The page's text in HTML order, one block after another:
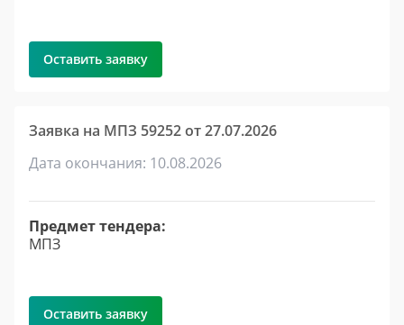
Оставить заявку
Заявка на МПЗ 59252 от 27.07.2026
Дата окончания: 10.08.2026
Предмет тендера:
МПЗ
Оставить заявку